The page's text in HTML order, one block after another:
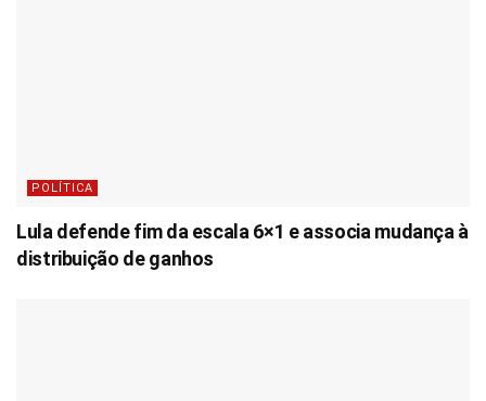
POLÍTICA
Lula defende fim da escala 6×1 e associa mudança à
distribuição de ganhos